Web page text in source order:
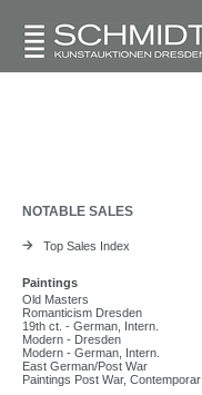
NOTABLE SALES
Top Sales Index
Paintings
Old Masters
Romanticism Dresden
19th ct. - German, Intern.
Modern - Dresden
Modern - German, Intern.
East German/Post War
Paintings Post War, Contemporar